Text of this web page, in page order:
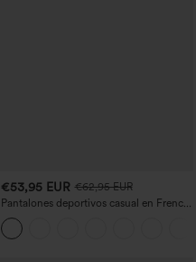
€53,95 EUR €62,95 EUR
Pantalones deportivos casual en French
terry con estampado denim, tiro medio,
estilo jeans y bolsillos